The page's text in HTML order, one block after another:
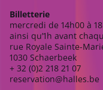
Billetterie
mercredi de 14h00 à
ainsi qu’1h avant
rue Royale Sainte-
1030 Schaerbeek
+ 32 (0)2 218 21 07
reservation@halles.be